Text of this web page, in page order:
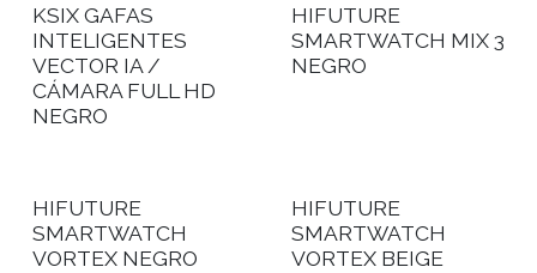
KSIX GAFAS
INTELIGENTES
VECTOR IA /
CÁMARA FULL HD
NEGRO
HIFUTURE
SMARTWATCH MIX 3
NEGRO
HIFUTURE
SMARTWATCH
VORTEX NEGRO
HIFUTURE
SMARTWATCH
VORTEX BEIGE